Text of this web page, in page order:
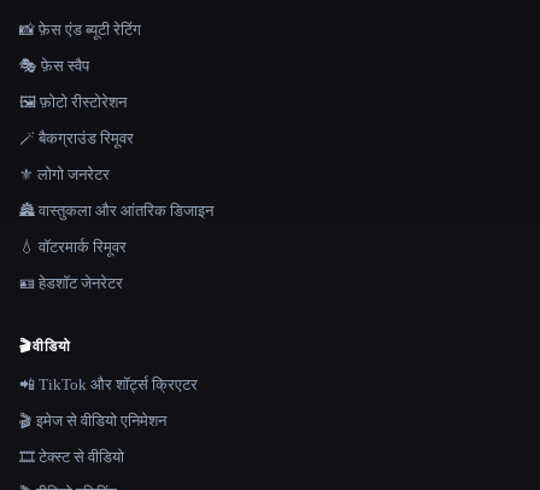
📸 फ़ेस एंड ब्यूटी रेटिंग
🎭 फ़ेस स्वैप
🖼️ फ़ोटो रीस्टोरेशन
🪄 बैकग्राउंड रिमूवर
⚜️ लोगो जनरेटर
🏯 वास्तुकला और आंतरिक डिजाइन
💧 वॉटरमार्क रिमूवर
🪪 हेडशॉट जेनरेटर
🎬वीडियो
📲 TikTok और शॉर्ट्स क्रिएटर
🎬 इमेज से वीडियो एनिमेशन
🎞️ टेक्स्ट से वीडियो